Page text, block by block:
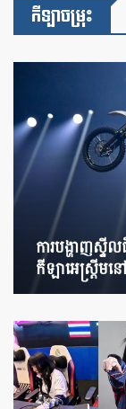
កីឡាចម្រុះ
ការបង្ហាញស្
កីឡាអេស្ត្រីមន